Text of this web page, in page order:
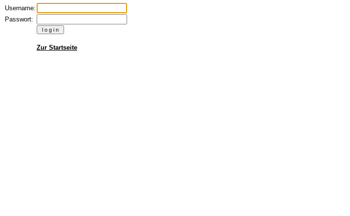
Username:
Passwort:
Zur Startseite